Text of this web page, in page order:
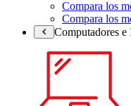
Compara los
Compara los
Computadores e